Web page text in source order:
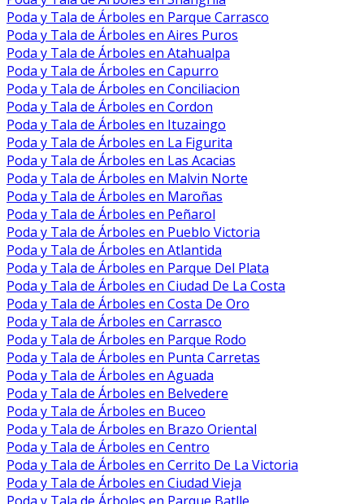
Poda y Tala de Árboles en Parque Carrasco
Poda y Tala de Árboles en Aires Puros
Poda y Tala de Árboles en Atahualpa
Poda y Tala de Árboles en Capurro
Poda y Tala de Árboles en Conciliacion
Poda y Tala de Árboles en Cordon
Poda y Tala de Árboles en Ituzaingo
Poda y Tala de Árboles en La Figurita
Poda y Tala de Árboles en Las Acacias
Poda y Tala de Árboles en Malvin Norte
Poda y Tala de Árboles en Maroñas
Poda y Tala de Árboles en Peñarol
Poda y Tala de Árboles en Pueblo Victoria
Poda y Tala de Árboles en Atlantida
Poda y Tala de Árboles en Parque Del Plata
Poda y Tala de Árboles en Ciudad De La Costa
Poda y Tala de Árboles en Costa De Oro
Poda y Tala de Árboles en Carrasco
Poda y Tala de Árboles en Parque Rodo
Poda y Tala de Árboles en Punta Carretas
Poda y Tala de Árboles en Aguada
Poda y Tala de Árboles en Belvedere
Poda y Tala de Árboles en Buceo
Poda y Tala de Árboles en Brazo Oriental
Poda y Tala de Árboles en Centro
Poda y Tala de Árboles en Cerrito De La Victoria
Poda y Tala de Árboles en Ciudad Vieja